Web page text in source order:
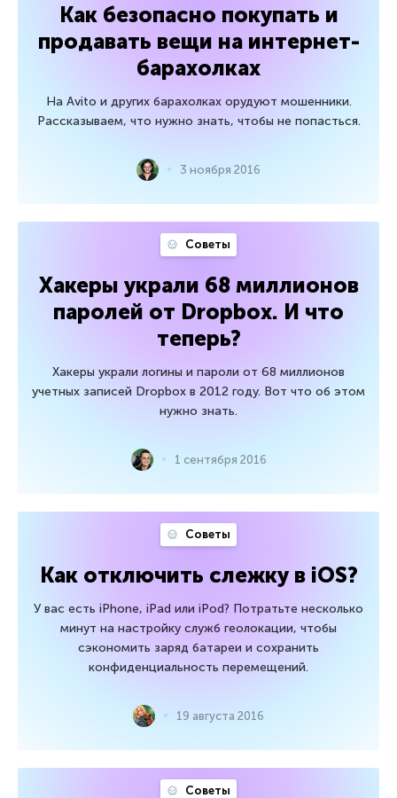
Как безопасно покупать и
продавать вещи на интернет-
барахолках
На Avito и других барахолках орудуют мошенники.
Рассказываем, что нужно знать, чтобы не попасться.
3 ноября 2016
Советы
Хакеры украли 68 миллионов
паролей от Dropbox. И что
теперь?
Хакеры украли логины и пароли от 68 миллионов
учетных записей Dropbox в 2012 году. Вот что об этом
нужно знать.
1 сентября 2016
Советы
Как отключить слежку в iOS?
У вас есть iPhone, iPad или iPod? Потратьте несколько
минут на настройку служб геолокации, чтобы
сэкономить заряд батареи и сохранить
конфиденциальность перемещений.
19 августа 2016
Советы